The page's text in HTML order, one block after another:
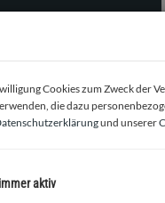
Cookies zum Zweck der
die dazu
und unserer
immer aktiv